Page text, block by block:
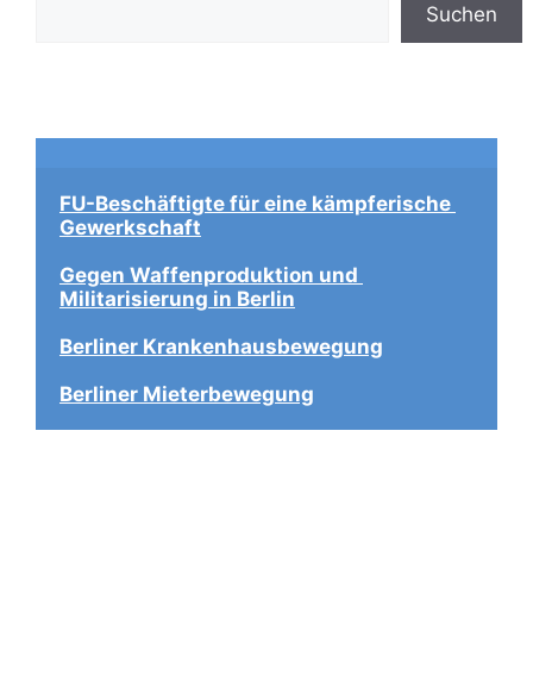
Suchen
FU-Beschäftigte für eine kämpferische
Gewerkschaft
Gegen Waffenproduktion und
Militarisierung in Berlin
Berliner Krankenhausbewegung
Berliner Mieterbewegung